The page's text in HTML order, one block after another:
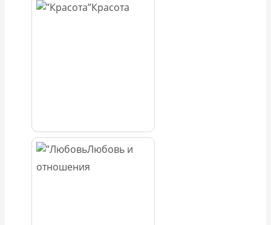
Красота
Любовь и
отношения